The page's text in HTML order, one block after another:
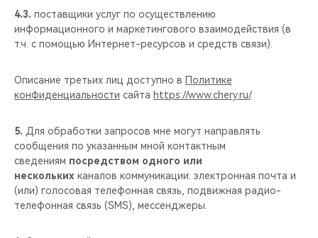
4.3. поставщики услуг по осуществлению
информационного и маркетингового взаимодействия (в
т.ч. с помощью Интернет-ресурсов и средств связи).
Описание третьих лиц доступно в Политике
конфиденциальности сайта https://www.chery.ru/.
5. Для обработки запросов мне могут направлять
сообщения по указанным мной контактным
сведениям посредством одного или
нескольких каналов коммуникации: электронная почта и
(или) голосовая телефонная связь, подвижная радио-
телефонная связь (SMS), мессенджеры.